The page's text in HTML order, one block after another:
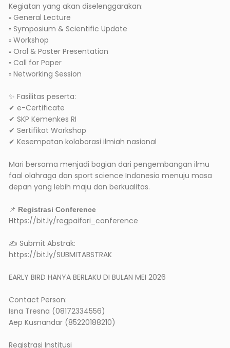
Kegiatan yang akan diselenggarakan:
▫ General Lecture
▫ Symposium & Scientific Update
▫ Workshop
▫ Oral & Poster Presentation
▫ Call for Paper
▫ Networking Session
✨ Fasilitas peserta:
✔ e-Certificate
✔ SKP Kemenkes RI
✔ Sertifikat Workshop
✔ Kesempatan kolaborasi ilmiah nasional
Mari bersama menjadi bagian dari pengembangan ilmu
faal olahraga dan sport science Indonesia menuju masa
depan yang lebih maju dan berkualitas.
📌 Registrasi Conference
Https://bit.ly/regpaifori_conference
✍️ Submit Abstrak:
https://bit.ly/SUBMITABSTRAK
EARLY BIRD HANYA BERLAKU DI BULAN MEI 2026
Contact Person:
Isna Tresna (08172334556)
Aep Kusnandar (85220188210)
Registrasi Institusi